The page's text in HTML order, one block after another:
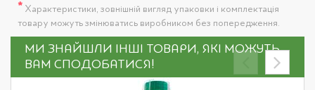
* Характеристики, зовнішній вигляд упаковки і комплектація
товару можуть змінюватись виробником без попередження.
МИ ЗНАЙШЛИ ІНШІ ТОВАРИ, ЯКІ МОЖУТЬ
ВАМ СПОДОБАТИСЯ!